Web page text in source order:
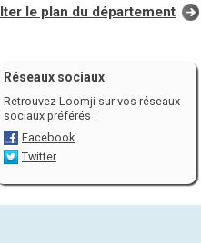
le plan du département
Réseaux sociaux
Retrouvez Loomji sur vos réseaux
sociaux préférés :
Facebook
Twitter